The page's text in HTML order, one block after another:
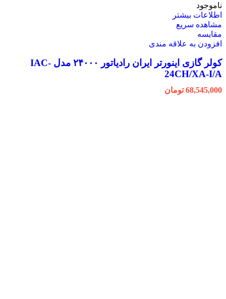
ناموجود
اطلاعات بیشتر
مشاهده سریع
مقایسه
افزودن به علاقه مندی
کولر گازی اینورتر ایران رادیاتور ۲۴۰۰۰ مدل IAC-
24CH/XA-I/A
68,545,000 تومان